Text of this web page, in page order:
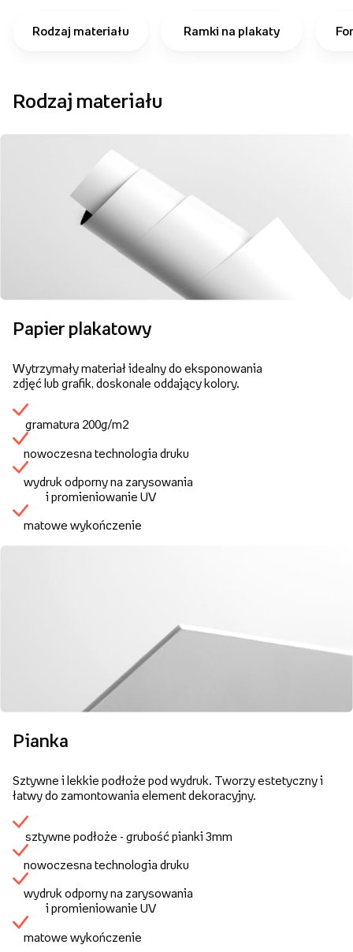
Rodzaj materiału Ramki na plakaty
Rodzaj materiału
Papier plakatowy
Wytrzymały materiał idealny do eksponowania
zdjęć lub grafik, doskonale oddający kolory.
gramatura 200g/m2
nowoczesna technologia druku
wydruk odporny na zarysowania
i promieniowanie UV
matowe wykończenie
Pianka
Sztywne i lekkie podłoże pod wydruk. Tworzy estetyczny i
łatwy do zamontowania element dekoracyjny.
sztywne podłoże - grubość pianki 3mm
nowoczesna technologia druku
wydruk odporny na zarysowania
i promieniowanie UV
matowe wykończenie